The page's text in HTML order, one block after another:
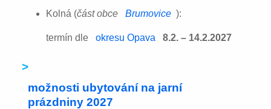
Kolná (část obce Brumovice ):
termín dle okresu Opava 8.2. – 14.2.2027
>
možnosti ubytování na jarní
prázdniny 2027